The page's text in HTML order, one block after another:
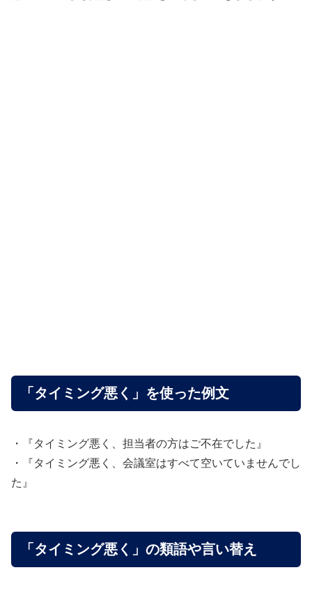
「タイミング悪く」を使った例文
・『タイミング悪く、担当者の方はご不在でした』
・『タイミング悪く、会議室はすべて空いていませんでし
た』
「タイミング悪く」の類語や言い替え